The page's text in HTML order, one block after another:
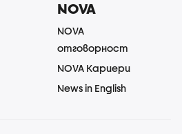
NOVA
NOVA
отговорност
NOVA Кариери
News in English